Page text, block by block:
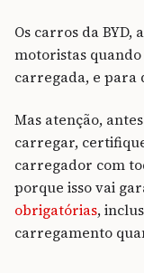
Os carros da BYD,
motoristas
carregada, e para
Mas atenção,
carregar,
carregador com
porque isso vai
obrigatórias,
carregamento